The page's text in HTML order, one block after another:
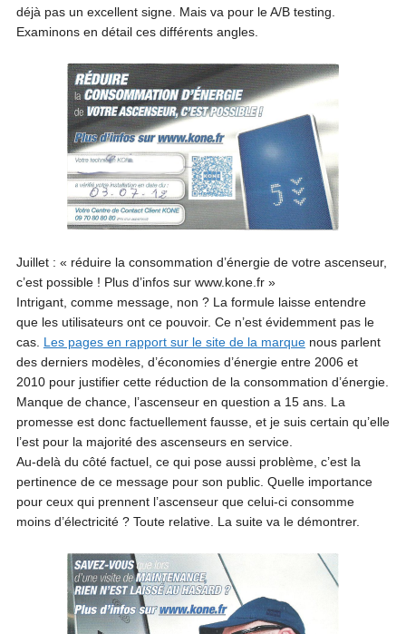
déjà pas un excellent signe. Mais va pour le A/B testing.
Examinons en détail ces différents angles.
Juillet : « réduire la consommation d’énergie de votre ascenseur,
c’est possible ! Plus d’infos sur www.kone.fr »
Intrigant, comme message, non ? La formule laisse entendre
que les utilisateurs ont ce pouvoir. Ce n’est évidemment pas le
cas. Les pages en rapport sur le site de la marquenous parlent
des derniers modèles, d’économies d’énergie entre 2006 et
2010 pour justifier cette réduction de la consommation d’énergie.
Manque de chance, l’ascenseur en question a 15 ans. La
promesse est donc factuellement fausse, et je suis certain qu’elle
l’est pour la majorité des ascenseurs en service.
Au-delà du côté factuel, ce qui pose aussi problème, c’est la
pertinence de ce message pour son public. Quelle importance
pour ceux qui prennent l’ascenseur que celui-ci consomme
moins d’électricité ? Toute relative. La suite va le démontrer.